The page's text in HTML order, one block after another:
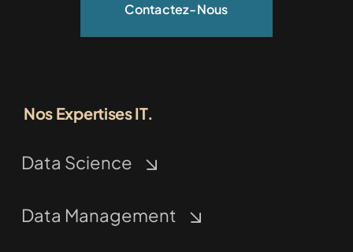
Contactez-Nous
Nos Expertises IT.
Data Science
Data Management